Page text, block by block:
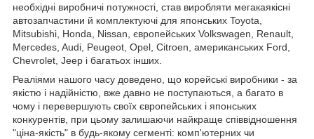
необхідні виробничі потужності, став виробляти мегакаякісні
автозапчастини й комплектуючі для японських Toyota,
Mitsubishi, Honda, Nissan, європейських Volkswagen, Renault,
Mercedes, Audi, Peugeot, Opel, Citroen, американських Ford,
Chevrolet, Jeep і багатьох інших.
Реаліями нашого часу доведено, що корейські виробники - за
якістю і надійністю, вже давно не поступаються, а багато в
чому і перевершують своїх європейських і японських
конкурентів, при цьому залишаючи найкраще співвідношення
"ціна-якість" в будь-якому сегменті: комп'ютерних чи